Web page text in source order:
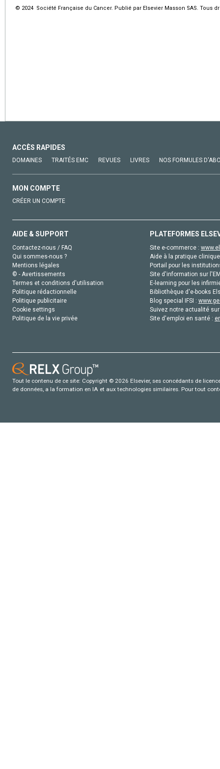
© 2024 Société Française du Cancer. Publié par Elsevier Masson SAS. Tous
ACCÈS RAPIDES
DOMAINES TRAITÉS EMC REVUES LIVRES NOS FORMULES
MON COMPTE
CRÉER UN COMPTE
AIDE & SUPPORT
Contactez-nous / FAQ
Qui sommes-nous ?
Mentions légales
© - Avertissements
Termes et conditions d'utilisation
Politique rédactionnelle
Politique publicitaire
Cookie settings
Politique de la vie privée
PLATEFORMES
Site e-commerce :
Aide à la pratique
Portail pour les
Site d'information sur
E-learning pour les
Bibliothèque d'e-books
Blog special IFSI :
Suivez notre actualité
Site d'emploi en santé :
Tout le contenu de ce site: Copyright © 2026 Elsevier, ses concédants de
de données, a la formation en IA et aux technologies similaires. Pour tout